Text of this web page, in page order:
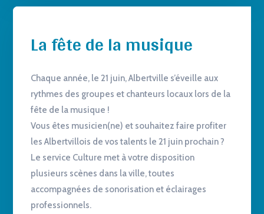
La fête de la musique
Chaque année, le 21 juin, Albertville s’éveille aux
rythmes des groupes et chanteurs locaux lors de la
fête de la musique !
Vous êtes musicien(ne) et souhaitez faire profiter
les Albertvillois de vos talents le 21 juin prochain ?
Le service Culture met à votre disposition
plusieurs scènes dans la ville, toutes
accompagnées de sonorisation et éclairages
professionnels.